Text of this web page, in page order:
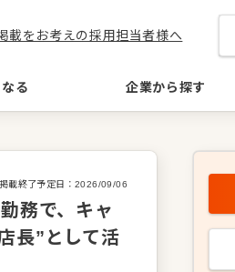
載をお考えの採用担当者様へ
る 企業から探す
掲載終了予定日： 2026/09/06
務で、キャ
長”として活